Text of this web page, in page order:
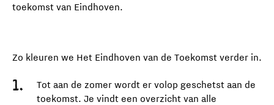
toekomst van Eindhoven.
Zo kleuren we Het Eindhoven van de Toekomst verder in.
Tot aan de zomer wordt er volop geschetst aan de
toekomst. Je vindt een overzicht van alle